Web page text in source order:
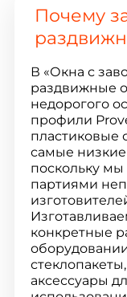
Почему
В «Окна с
раздвижные
недорогого
профили
пластиковые
самые
поскольку
партиями
конкретные
аксессуары